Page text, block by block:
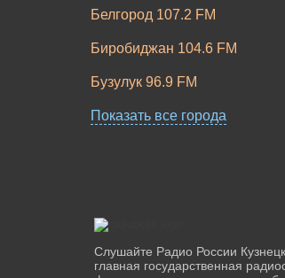
Белгород 107.2 FM
Биробиджан 104.6 FM
Бузулук 96.9 FM
Владимир 106.30 FM
Иркутск 105.0 FM
Каменск-Уральский 94.4 FM
Показать все города
Слушайте Радио России
главная государственная